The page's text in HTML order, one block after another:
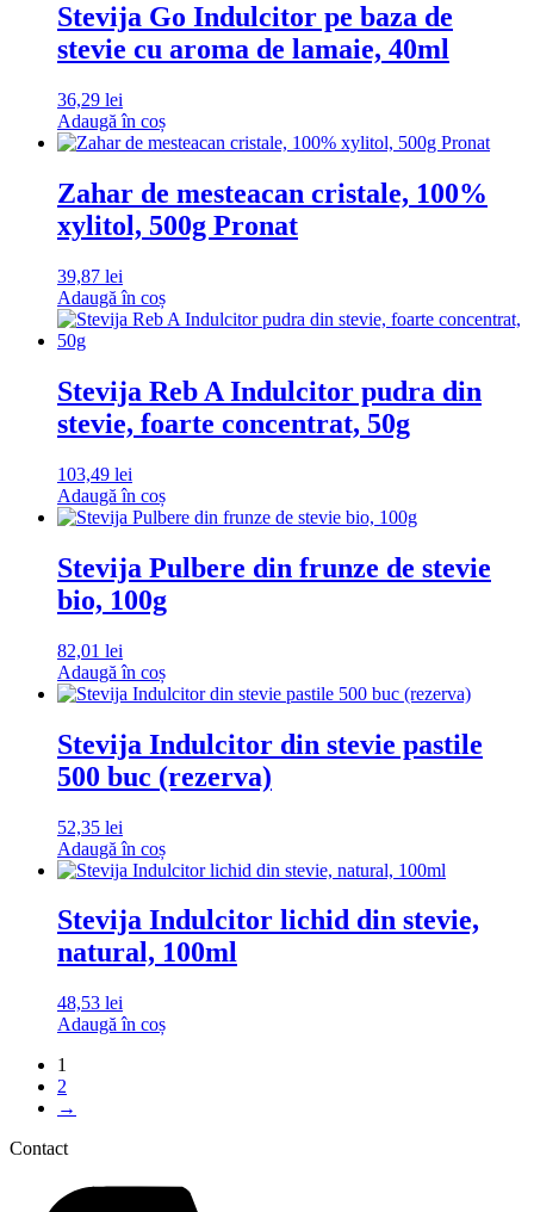
Stevija Go Indulcitor pe baza de
stevie cu aroma de lamaie, 40ml
36,29 lei
Adaugă în coș
Zahar de mesteacan cristale, 100%
xylitol, 500g Pronat
39,87 lei
Adaugă în coș
Stevija Reb A Indulcitor pudra din
stevie, foarte concentrat, 50g
103,49 lei
Adaugă în coș
Stevija Pulbere din frunze de stevie
bio, 100g
82,01 lei
Adaugă în coș
Stevija Indulcitor din stevie pastile
500 buc (rezerva)
52,35 lei
Adaugă în coș
Stevija Indulcitor lichid din stevie,
natural, 100ml
48,53 lei
Adaugă în coș
1
2
→
Contact